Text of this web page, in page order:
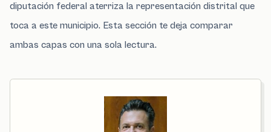
diputación federal aterriza la representación distrital que
toca a este municipio. Esta sección te deja comparar
ambas capas con una sola lectura.